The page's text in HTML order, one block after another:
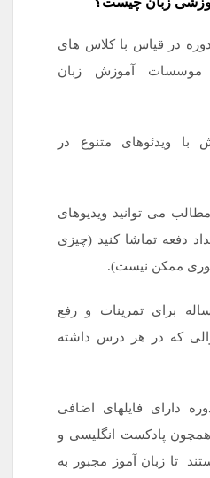
در قیاس با کلاس های
آموزش زبان
با ویدئوهای متنوع در
می توانید ویدیوهای
دفعه تماشا کنید (چیزی
ممکن نیست).
برای تمرینات و رفع
که در هر درس داشته
دارای فایلهای اضافی
پادکست انگلیسی و
تا زبان آموز مجبور به